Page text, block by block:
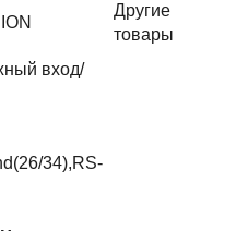
Другие
товары
вход/
34),RS-